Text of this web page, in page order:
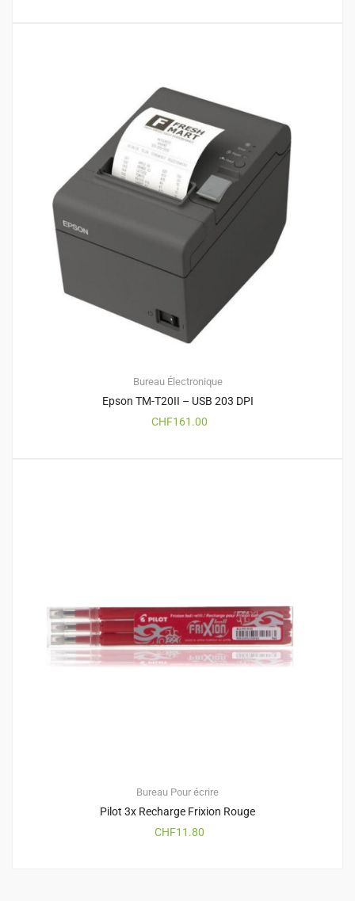
Bureau Électronique
Epson TM-T20II – USB 203 DPI
CHF161.00
Bureau Pour écrire
Pilot 3x Recharge Frixion Rouge
CHF11.80